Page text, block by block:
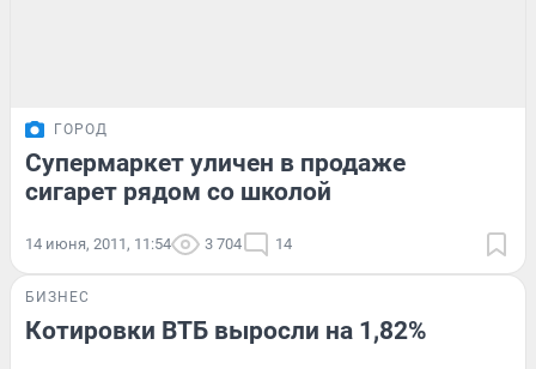
ГОРОД
Супермаркет уличен в продаже
сигарет рядом со школой
14 июня, 2011, 11:54 3 704 14
БИЗНЕС
Котировки ВТБ выросли на 1,82%